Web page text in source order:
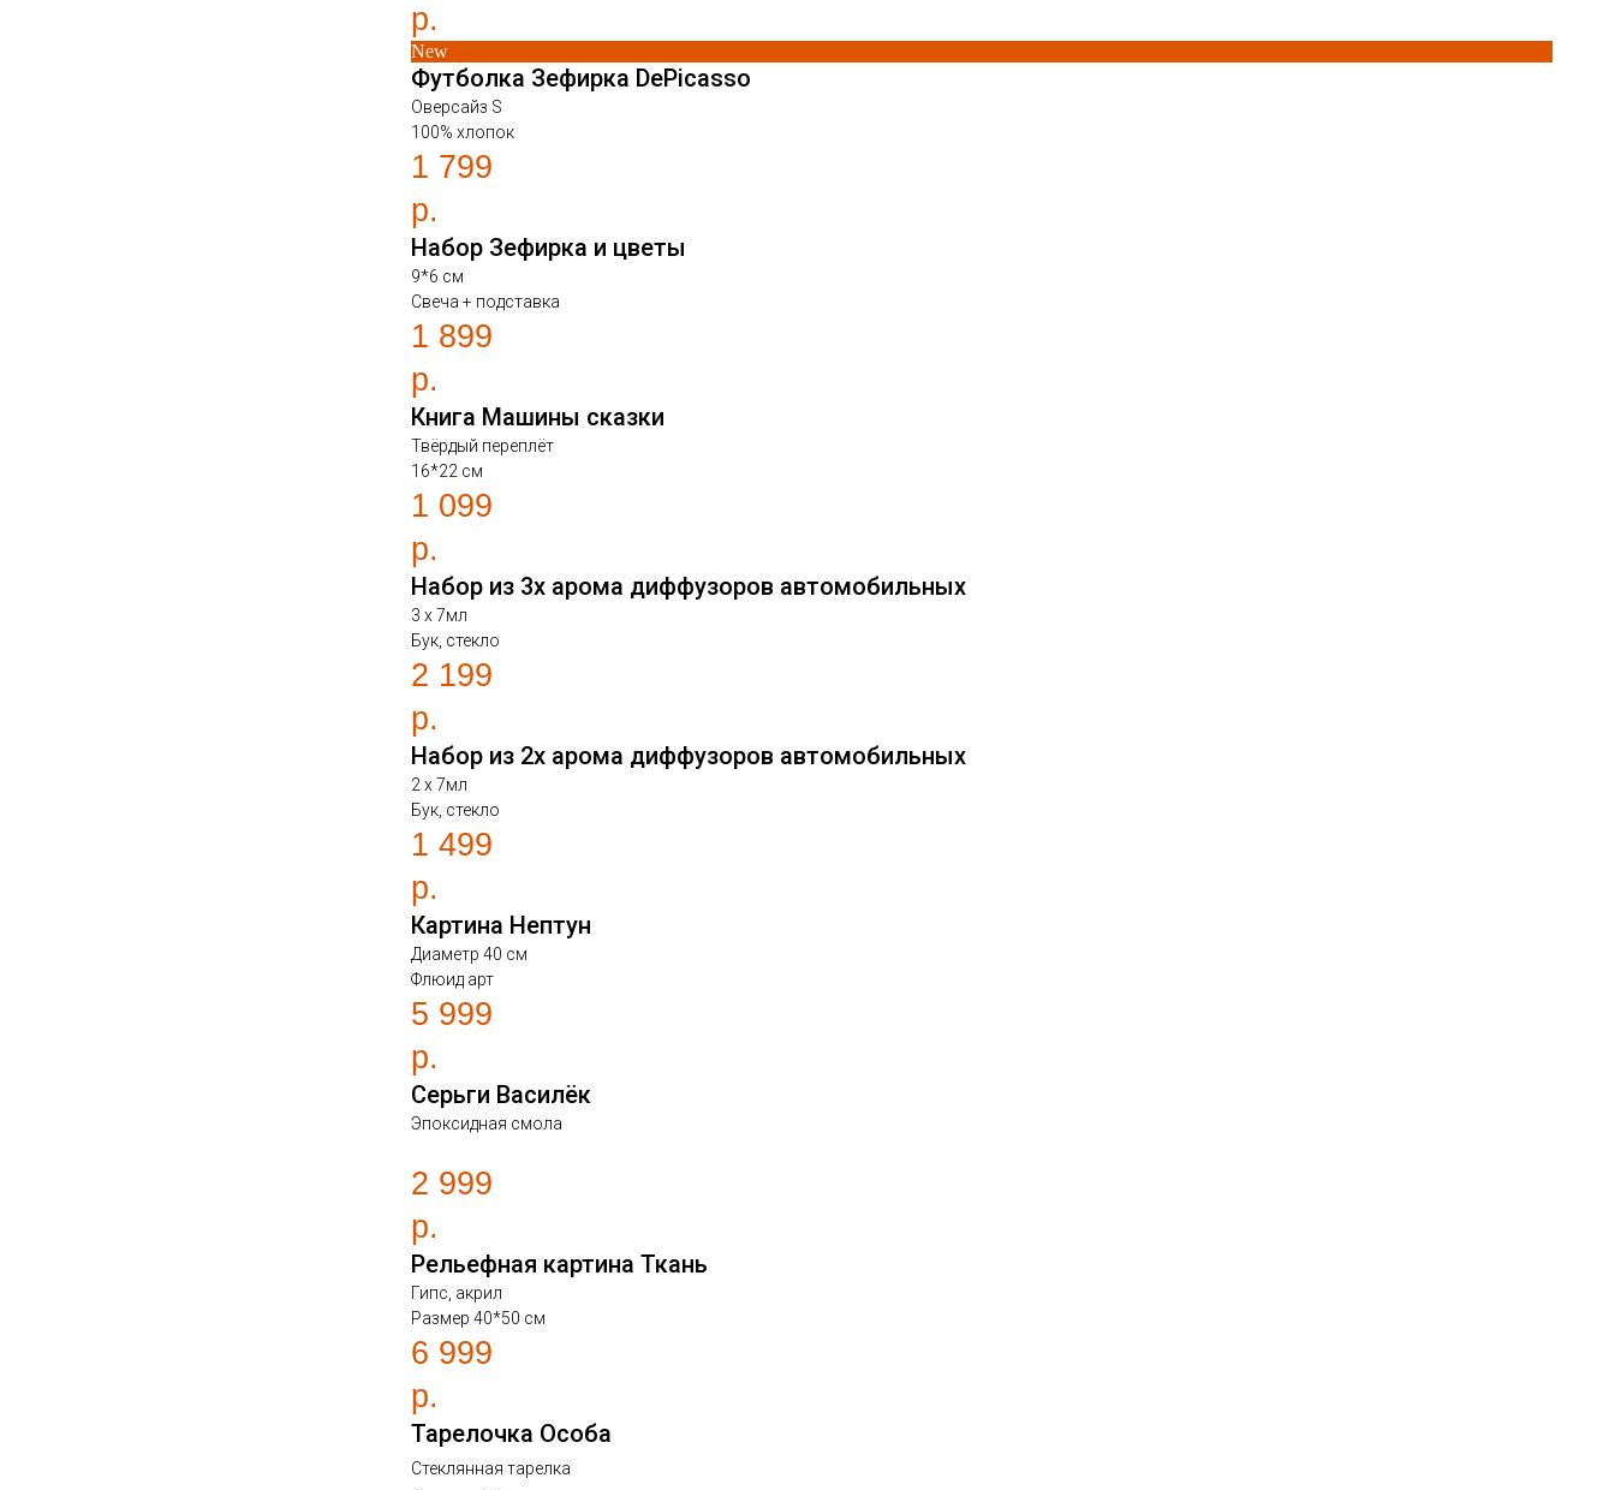
р.
New
Футболка Зефирка DePicasso
Оверсайз S
100% хлопок
1 799
р.
Набор Зефирка и цветы
9*6 см
Свеча + подставка
1 899
р.
Книга Машины сказки
Твёрдый переплёт
16*22 см
1 099
р.
Набор из 3х арома диффузоров автомобильных
3 х 7мл
Бук, стекло
2 199
р.
Набор из 2х арома диффузоров автомобильных
2 х 7мл
Бук, стекло
1 499
р.
Картина Нептун
Диаметр 40 см
Флюид арт
5 999
р.
Серьги Василёк
Эпоксидная смола
2 999
р.
Рельефная картина Ткань
Гипс, акрил
Размер 40*50 см
6 999
р.
Тарелочка Особа
Стеклянная тарелка